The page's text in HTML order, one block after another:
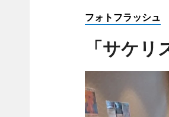
フォトフラッシュ
「サケリ